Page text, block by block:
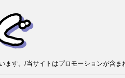
ます。/当サイトはプロモーションが含ま